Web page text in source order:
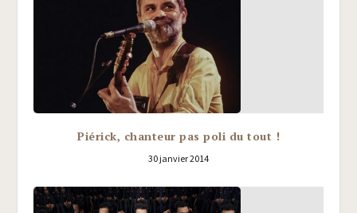
Piérick, chanteur pas poli du tout !
30 janvier 2014